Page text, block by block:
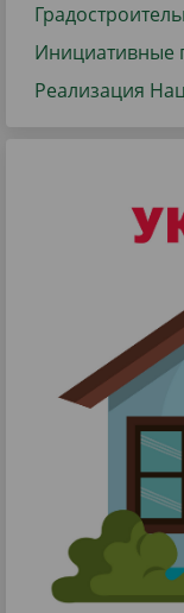
Инициативные
Реализация